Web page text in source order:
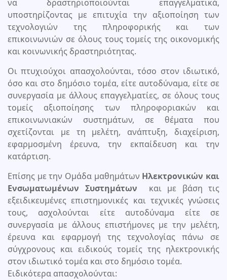
να δραστηριοποιούνται επαγγελματικά,
υποστηρίζοντας με επιτυχία την αξιοποίηση των
τεχνολογιών της πληροφορικής και των
επικοινωνιών σε όλους τους τομείς της οικονομικής
και κοινωνικής δραστηριότητας.
Οι πτυχιούχοι απασχολούνται, τόσο στον ιδιωτικό,
όσο και στο δημόσιο τομέα, είτε αυτοδύναμα, είτε σε
συνεργασία με άλλους επαγγελματίες, σε όλους τους
τομείς αξιοποίησης των πληροφοριακών και
επικοινωνιακών συστημάτων, σε θέματα που
σχετίζονται με τη μελέτη, ανάπτυξη, διαχείριση,
εφαρμοσμένη έρευνα, την εκπαίδευση και την
κατάρτιση.
Επίσης με την Ομάδα μαθημάτων Ηλεκτρονικών και
Ενσωματωμένων Συστημάτων και με βάση τις
εξειδικευμένες επιστημονικές και τεχνικές γνώσεις
τους, ασχολούνται είτε αυτοδύναμα είτε σε
συνεργασία με άλλους επιστήμονες με την μελέτη,
έρευνα και εφαρμογή της τεχνολογίας πάνω σε
σύγχρονους και ειδικούς τομείς της ηλεκτρονικής
στον ιδιωτικό τομέα και στο δημόσιο τομέα.
Ειδικότερα απασχολούνται: